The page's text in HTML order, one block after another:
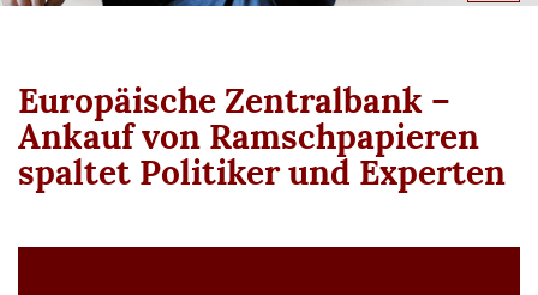
Europäische Zentralbank –
Ankauf von Ramschpapieren
spaltet Politiker und Experten